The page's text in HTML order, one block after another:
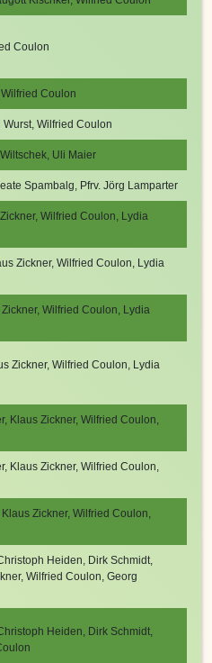
Coulon
Coulon
Wurst, Wilfried Coulon
Uli Maier
Spambalg, Pfrv. Jörg Lamparter
Wilfried Coulon, Lydia
Zickner, Wilfried Coulon, Lydia
Zickner, Wilfried Coulon, Lydia
Zickner, Wilfried Coulon, Lydia
Klaus Zickner, Wilfried Coulon,
Klaus Zickner, Wilfried Coulon,
Klaus Zickner, Wilfried Coulon,
Heiden, Dirk Schmidt,
Wilfried Coulon, Georg
Heiden, Dirk Schmidt,